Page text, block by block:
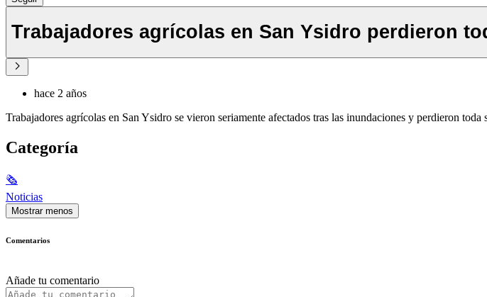
Trabajadores agrícolas en San Ysidro perdieron
hace 2 años
Trabajadores agrícolas en San Ysidro se vieron seriamente afectados tras las inundaciones y perdieron
Categoría
🗞
Noticias
Mostrar menos
Comentarios
Añade tu comentario